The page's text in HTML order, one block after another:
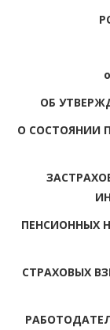
ОБ
О СОСТОЯНИИ
ПЕНСИОННЫХ
СТРАХОВЫХ